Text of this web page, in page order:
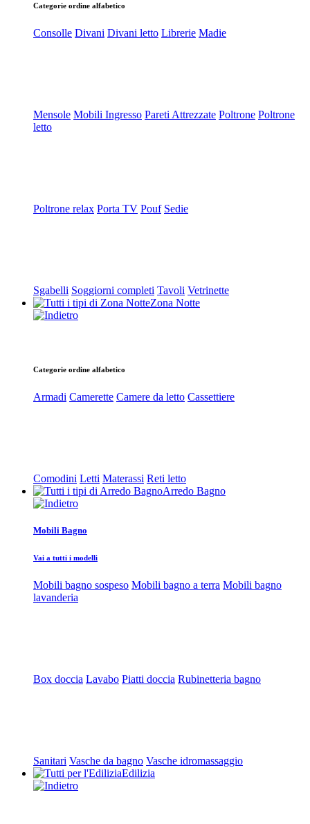
Categorie ordine alfabetico
Consolle Divani Divani letto Librerie Madie
Mensole Mobili Ingresso Pareti Attrezzate Poltrone Poltrone
letto
Poltrone relax Porta TV Pouf Sedie
Sgabelli Soggiorni completi Tavoli Vetrinette
Zona Notte
Categorie ordine alfabetico
Armadi Camerette Camere da letto Cassettiere
Comodini Letti Materassi Reti letto
Arredo Bagno
Mobili Bagno
Vai a tutti i modelli
Mobili bagno sospeso Mobili bagno a terra Mobili bagno
lavanderia
Box doccia Lavabo Piatti doccia Rubinetteria bagno
Sanitari Vasche da bagno Vasche idromassaggio
Edilizia